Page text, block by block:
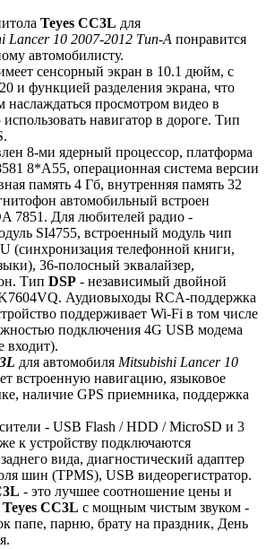
Teyes СС3L для
Lancer 10 2007-2012 Тип-A понравится
автомобилисту.
сенсорный экран в 10.1 дюйм, с
и функцией разделения экрана, что
наслаждаться просмотром видео в
навигатор в дороге. Тип
8-ми ядерный процессор, платформа
8*A55, операционная система версии
память 4 Гб, внутренняя память 32
автомобильный встроен
7851. Для любителей радио -
SI4755, встроенный модуль чип
(синхронизация телефонной книги,
36-полосный эквалайзер,
Тип DSP - независимый двойной
Аудиовыходы RCA-поддержка
поддерживает Wi-Fi в том числе
подключения 4G USB модема
входит).
для автомобиля Mitsubishi Lancer 10
встроенную навигацию, языковое
наличие GPS приемника, поддержка
- USB Flash / HDD / MicroSD и 3
к устройству подключаются
вида, диагностический адаптер
шин (TPMS), USB видеорегистратор.
- это лучшее соотношение цены и
Teyes CC3L с мощным чистым звуком -
папе, парню, брату на праздник, День